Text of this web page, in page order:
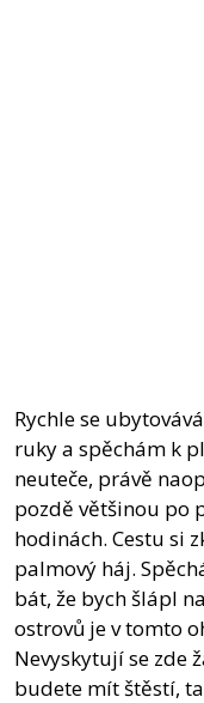
Rychle se
ruky a spěchám k
neuteče, právě
pozdě většinou po
hodinách. Cestu si
palmový háj.
bát, že bych šlápl
ostrovů je v tomto
Nevyskytují se zde
budete mít štěstí,